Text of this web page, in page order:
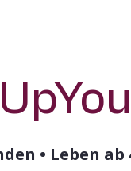
• Leben ab